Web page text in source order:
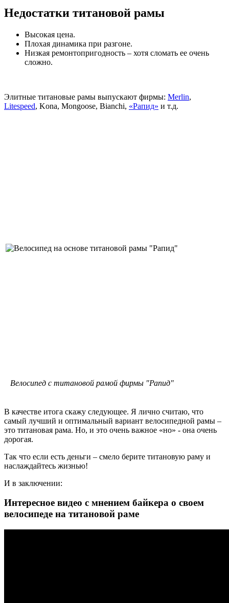
Недостатки титановой рамы
Высокая цена.
Плохая динамика при разгоне.
Низкая ремонтопригодность – хотя сломать ее очень
сложно.
Элитные титановые рамы выпускают фирмы: Merlin,
Litespeed, Kona, Mongoose, Bianchi, «Рапид» и т.д.
Велосипед с титановой рамой фирмы "Рапид"
В качестве итога скажу следующее. Я лично считаю, что
самый лучший и оптимальный вариант велосипедной рамы –
это титановая рама. Но, и это очень важное «но» - она очень
дорогая.
Так что если есть деньги – смело берите титановую раму и
наслаждайтесь жизнью!
И в заключении:
Интересное видео с мнением байкера о своем
велосипеде на титановой раме